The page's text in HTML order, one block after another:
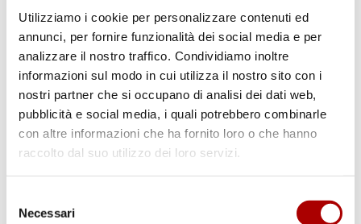
Utilizziamo i cookie per personalizzare contenuti ed
annunci, per fornire funzionalità dei social media e per
analizzare il nostro traffico. Condividiamo inoltre
informazioni sul modo in cui utilizza il nostro sito con i
nostri partner che si occupano di analisi dei dati web,
pubblicità e social media, i quali potrebbero combinarle
con altre informazioni che ha fornito loro o che hanno
raccolto dal suo utilizzo dei loro servizi.
delNecessari
Scheda prodotto